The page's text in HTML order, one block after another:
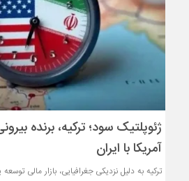
ژئوپلتیک سود؛ ترکیه، برنده
آمریکا با ایران
ترکیه به دلیل نزدیکی جغرافیایی، بازار مالی